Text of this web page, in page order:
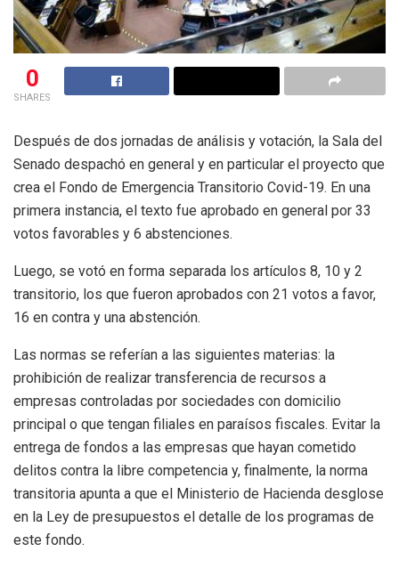
0
SHARES
Después de dos jornadas de análisis y votación, la Sala del
Senado despachó en general y en particular el proyecto que
crea el Fondo de Emergencia Transitorio Covid-19. En una
primera instancia, el texto fue aprobado en general por 33
votos favorables y 6 abstenciones.
Luego, se votó en forma separada los artículos 8, 10 y 2
transitorio, los que fueron aprobados con 21 votos a favor,
16 en contra y una abstención.
Las normas se referían a las siguientes materias: la
prohibición de realizar transferencia de recursos a
empresas controladas por sociedades con domicilio
principal o que tengan filiales en paraísos fiscales. Evitar la
entrega de fondos a las empresas que hayan cometido
delitos contra la libre competencia y, finalmente, la norma
transitoria apunta a que el Ministerio de Hacienda desglose
en la Ley de presupuestos el detalle de los programas de
este fondo.